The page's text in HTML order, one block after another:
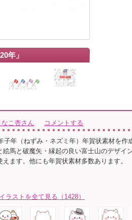
年」
なこ杏さん コメントする
子年（ねずみ・ネズミ年）年賀状素材を
絵馬と破魔矢・縁起の良い富士山のデザイ
えます。他にも年賀状素材多数あります。
ラストを全て見る（1428）